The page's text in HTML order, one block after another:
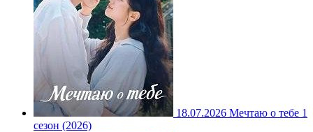
18.07.2026 Мечтаю о тебе 1
сезон (2026)